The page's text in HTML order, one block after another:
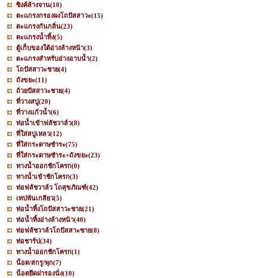
ซิงค์ล้างจาน(10)
ตะแกรงกรองผงโถปัสสาวะ(15)
ตะแกรงกันกลิ่น(23)
ตะแกรงน้ำทิ้ง(5)
ตู้เก็บของใต้อ่างล้างหน้า(3)
ตะแกรงสำหรับอ่างอาบน้ำ(2)
โถปัสสาวะชาย(4)
ถังขยะ(11)
ถ้วยปัสสาวะชาย(4)
ที่วางสบู่(20)
ที่วางแก้วน้ำ(6)
ท่อน้ำเข้าฟลัชวาล์ว(8)
ที่ใส่สบู่เหลว(12)
ที่ใส่กระดาษชำระ(75)
ที่ใส่กระดาษชำระ+ถังขยะ(23)
ทางน้ำออกชักโครก(0)
ทางน้ำเข้าชักโครก(3)
ท่อฟลัชวาล์ว โถสุขภัณฑ์(42)
เทปพันเกลียว(5)
ท่อน้ำทิ้งโถปัสสาวะชาย(21)
ท่อน้ำทิ้งอ่างล้างหน้า(40)
ท่อฟลัชวาล์วโถปัสสาะชาย(8)
ท่อชาร์ป(34)
ทางน้ำออกชักโครก(1)
น็อต/สกรู/พุก(7)
น็อตยึดฝารองนั่ง(10)